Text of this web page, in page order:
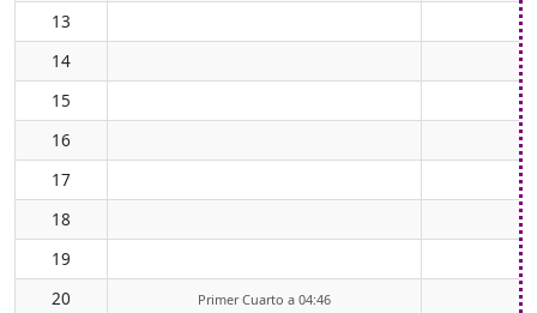
13
14
15
16
17
18
19
20
Primer Cuarto a 04:46